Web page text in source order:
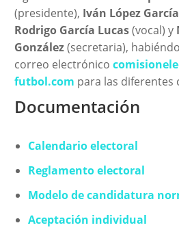
(presidente), Iván López
Rodrigo García Lucas(vocal) y
González(secretaria),
correo electrónico
futbol.com para las diferentes
Documentación
Calendario electoral
Reglamento electoral
Modelo de candidatura
Aceptación individual